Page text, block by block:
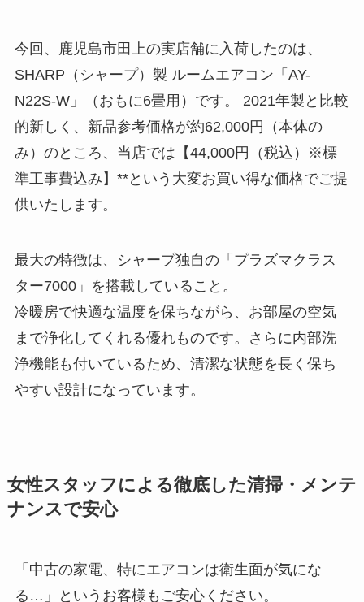
今回、鹿児島市田上の実店舗に入荷したのは、
SHARP（シャープ）製 ルームエアコン「AY-
N22S-W」（おもに6畳用）です。 2021年製と比較
的新しく、新品参考価格が約62,000円（本体の
み）のところ、当店では【44,000円（税込）※標
準工事費込み】**という大変お買い得な価格でご提
供いたします。
最大の特徴は、シャープ独自の「プラズマクラス
ター7000」を搭載していること。
冷暖房で快適な温度を保ちながら、お部屋の空気
まで浄化してくれる優れものです。さらに内部洗
浄機能も付いているため、清潔な状態を長く保ち
やすい設計になっています。
女性スタッフによる徹底した清掃・メンテ
ナンスで安心
「中古の家電、特にエアコンは衛生面が気にな
る…」というお客様もご安心ください。